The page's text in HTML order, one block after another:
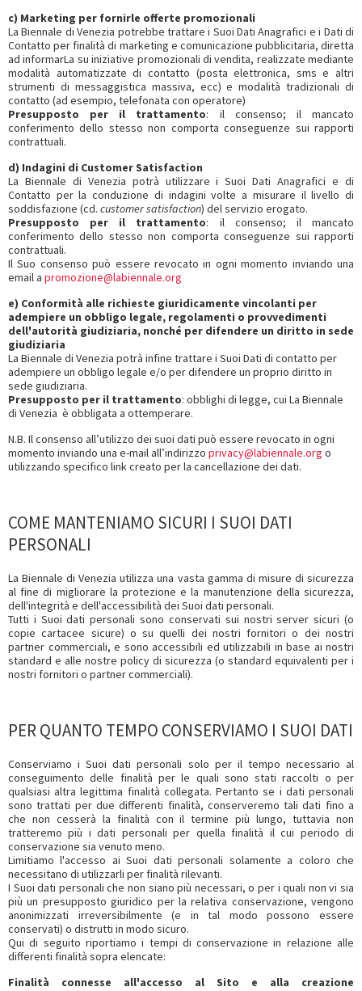
c) Marketing per fornirle offerte promozionali
La Biennale di Venezia potrebbe trattare i Suoi Dati Anagrafici e i Dati di
Contatto per finalità di marketing e comunicazione pubblicitaria, diretta
ad informarLa su iniziative promozionali di vendita, realizzate mediante
modalità automatizzate di contatto (posta elettronica, sms e altri
strumenti di messaggistica massiva, ecc) e modalità tradizionali di
contatto (ad esempio, telefonata con operatore)
Presupposto per il trattamento: il consenso; il mancato
conferimento dello stesso non comporta conseguenze sui rapporti
contrattuali.
d) Indagini di Customer Satisfaction
La Biennale di Venezia potrà utilizzare i Suoi Dati Anagrafici e di
Contatto per la conduzione di indagini volte a misurare il livello di
soddisfazione (cd. customer satisfaction) del servizio erogato.
Presupposto per il trattamento: il consenso; il mancato
conferimento dello stesso non comporta conseguenze sui rapporti
contrattuali.
Il Suo consenso può essere revocato in ogni momento inviando una
email a promozione@labiennale.org
e) Conformità alle richieste giuridicamente vincolanti per
adempiere un obbligo legale, regolamenti o provvedimenti
dell'autorità giudiziaria, nonché per difendere un diritto in sede
giudiziaria
La Biennale di Venezia potrà infine trattare i Suoi Dati di contatto per
adempiere un obbligo legale e/o per difendere un proprio diritto in
sede giudiziaria.
Presupposto per il trattamento: obblighi di legge, cui La Biennale
di Venezia è obbligata a ottemperare.
N.B. Il consenso all’utilizzo dei suoi dati può essere revocato in ogni
momento inviando una e-mail all’indirizzo privacy@labiennale.org o
utilizzando specifico link creato per la cancellazione dei dati.
COME MANTENIAMO SICURI I SUOI DATI
PERSONALI
La Biennale di Venezia utilizza una vasta gamma di misure di sicurezza
al fine di migliorare la protezione e la manutenzione della sicurezza,
dell'integrità e dell'accessibilità dei Suoi dati personali.
Tutti i Suoi dati personali sono conservati sui nostri server sicuri (o
copie cartacee sicure) o su quelli dei nostri fornitori o dei nostri
partner commerciali, e sono accessibili ed utilizzabili in base ai nostri
standard e alle nostre policy di sicurezza (o standard equivalenti per i
nostri fornitori o partner commerciali).
PER QUANTO TEMPO CONSERVIAMO I SUOI DATI
Conserviamo i Suoi dati personali solo per il tempo necessario al
conseguimento delle finalità per le quali sono stati raccolti o per
qualsiasi altra legittima finalità collegata. Pertanto se i dati personali
sono trattati per due differenti finalità, conserveremo tali dati fino a
che non cesserà la finalità con il termine più lungo, tuttavia non
tratteremo più i dati personali per quella finalità il cui periodo di
conservazione sia venuto meno.
Limitiamo l'accesso ai Suoi dati personali solamente a coloro che
necessitano di utilizzarli per finalità rilevanti.
I Suoi dati personali che non siano più necessari, o per i quali non vi sia
più un presupposto giuridico per la relativa conservazione, vengono
anonimizzati irreversibilmente (e in tal modo possono essere
conservati) o distrutti in modo sicuro.
Qui di seguito riportiamo i tempi di conservazione in relazione alle
differenti finalità sopra elencate:
Finalità connesse all'accesso al Sito e alla creazione